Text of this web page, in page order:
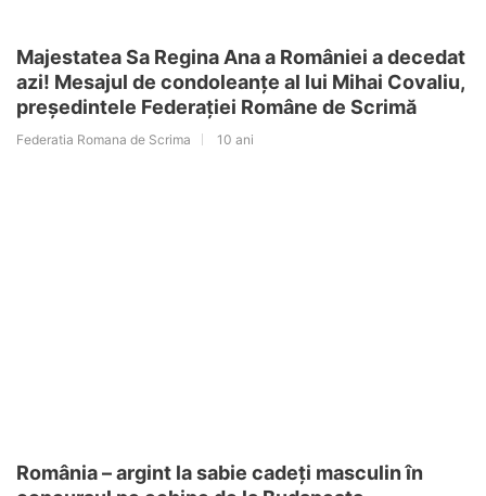
Majestatea Sa Regina Ana a României a decedat
azi! Mesajul de condoleanțe al lui Mihai Covaliu,
președintele Federației Române de Scrimă
Federatia Romana de Scrima 10 ani
România – argint la sabie cadeți masculin în